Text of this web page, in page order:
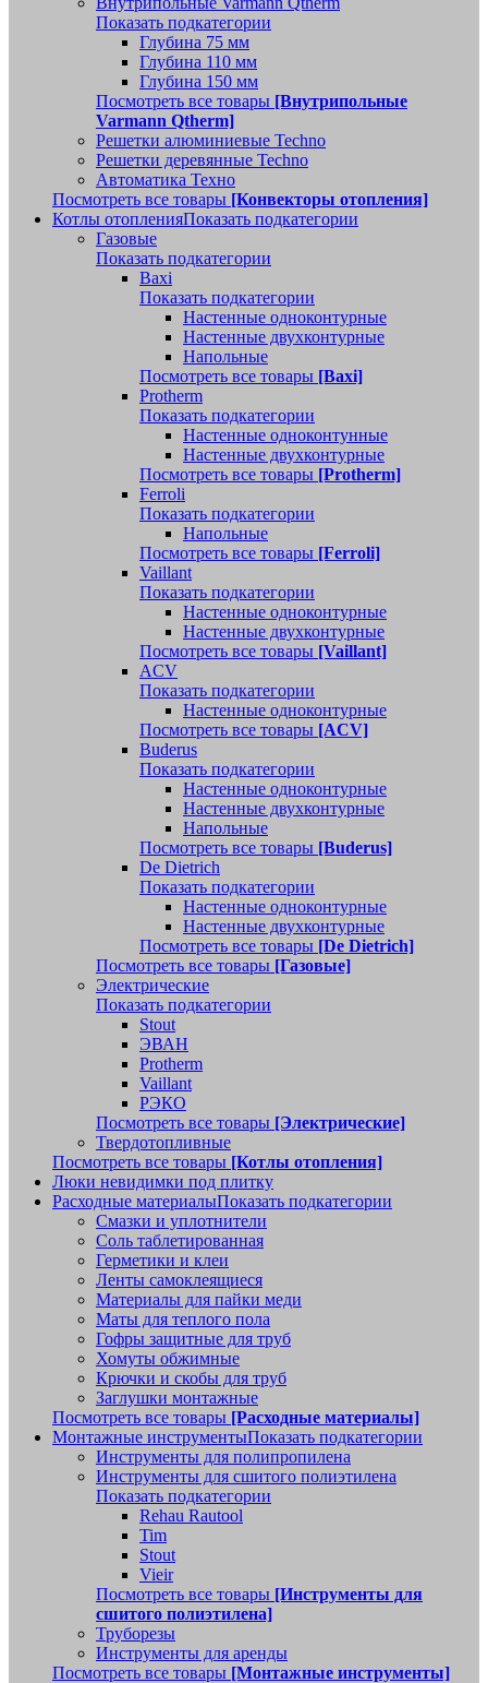
Показать подкатегории
Глубина 75 мм
Глубина 110 мм
Глубина 150 мм
Посмотреть все товары [Внутрипольные
Varmann Qtherm]
Решетки алюминиевые Techno
Решетки деревянные Techno
Автоматика Техно
Посмотреть все товары [Конвекторы отопления]
Котлы отопленияПоказать подкатегории
Газовые
Показать подкатегории
Baxi
Показать подкатегории
Настенные одноконтурные
Настенные двухконтурные
Напольные
Посмотреть все товары [Baxi]
Protherm
Показать подкатегории
Настенные одноконтунные
Настенные двухконтурные
Посмотреть все товары [Protherm]
Ferroli
Показать подкатегории
Напольные
Посмотреть все товары [Ferroli]
Vaillant
Показать подкатегории
Настенные одноконтурные
Настенные двухконтурные
Посмотреть все товары [Vaillant]
ACV
Показать подкатегории
Настенные одноконтурные
Посмотреть все товары [ACV]
Buderus
Показать подкатегории
Настенные одноконтурные
Настенные двухконтурные
Напольные
Посмотреть все товары [Buderus]
De Dietrich
Показать подкатегории
Настенные одноконтурные
Настенные двухконтурные
Посмотреть все товары [De Dietrich]
Посмотреть все товары [Газовые]
Электрические
Показать подкатегории
Stout
ЭВАН
Protherm
Vaillant
РЭКО
Посмотреть все товары [Электрические]
Твердотопливные
Посмотреть все товары [Котлы отопления]
Люки невидимки под плитку
Расходные материалыПоказать подкатегории
Смазки и уплотнители
Соль таблетированная
Герметики и клеи
Ленты самоклеящиеся
Материалы для пайки меди
Маты для теплого пола
Гофры защитные для труб
Хомуты обжимные
Крючки и скобы для труб
Заглушки монтажные
Посмотреть все товары [Расходные материалы]
Монтажные инструментыПоказать подкатегории
Инструменты для полипропилена
Инструменты для сшитого полиэтилена
Показать подкатегории
Rehau Rautool
Tim
Stout
Vieir
Посмотреть все товары [Инструменты для
сшитого полиэтилена]
Труборезы
Инструменты для аренды
Посмотреть все товары [Монтажные инструменты]